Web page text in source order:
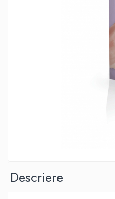
ROZATOARE
VANZARE RAPIDA
Descriere